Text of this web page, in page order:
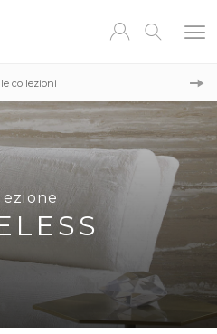
collezioniCollezione